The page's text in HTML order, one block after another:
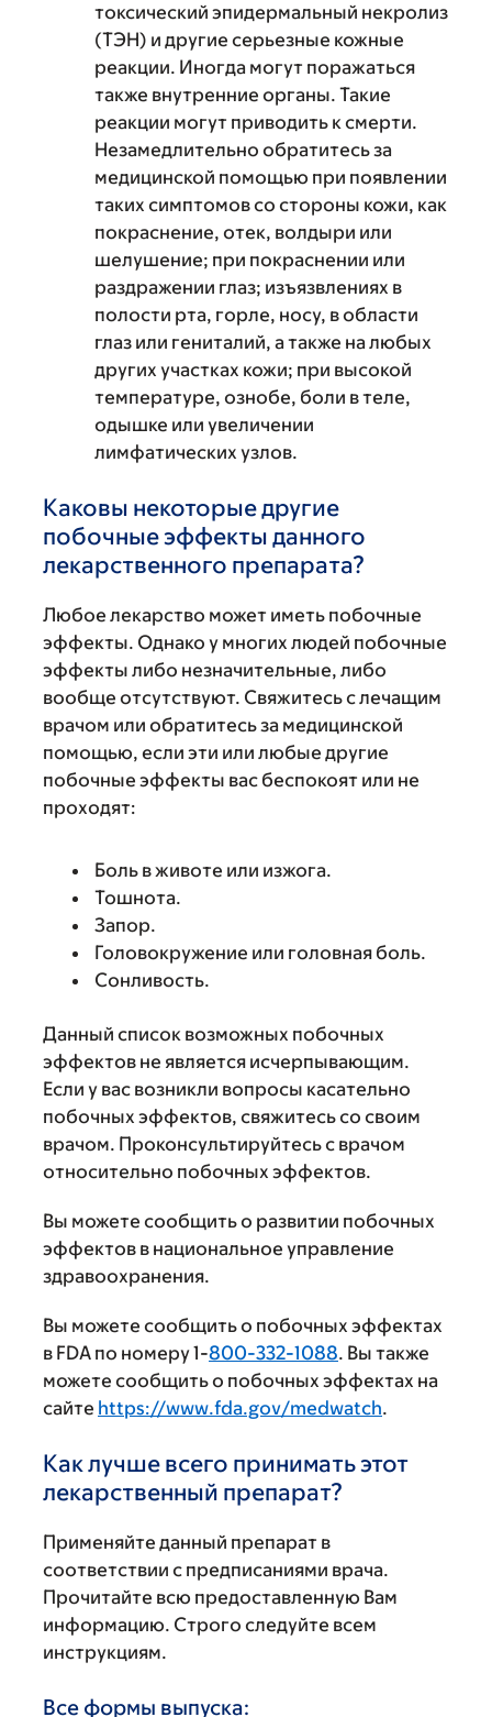
токсический эпидермальный некролиз
(ТЭН) и другие серьезные кожные
реакции. Иногда могут поражаться
также внутренние органы. Такие
реакции могут приводить к смерти.
Незамедлительно обратитесь за
медицинской помощью при появлении
таких симптомов со стороны кожи, как
покраснение, отек, волдыри или
шелушение; при покраснении или
раздражении глаз; изъязвлениях в
полости рта, горле, носу, в области
глаз или гениталий, а также на любых
других участках кожи; при высокой
температуре, ознобе, боли в теле,
одышке или увеличении
лимфатических узлов.
Каковы некоторые другие
побочные эффекты данного
лекарственного препарата?
Любое лекарство может иметь побочные
эффекты. Однако у многих людей побочные
эффекты либо незначительные, либо
вообще отсутствуют. Свяжитесь с лечащим
врачом или обратитесь за медицинской
помощью, если эти или любые другие
побочные эффекты вас беспокоят или не
проходят:
Боль в животе или изжога.
Тошнота.
Запор.
Головокружение или головная боль.
Сонливость.
Данный список возможных побочных
эффектов не является исчерпывающим.
Если у вас возникли вопросы касательно
побочных эффектов, свяжитесь со своим
врачом. Проконсультируйтесь с врачом
относительно побочных эффектов.
Вы можете сообщить о развитии побочных
эффектов в национальное управление
здравоохранения.
Вы можете сообщить о побочных эффектах
в FDA по номеру 1-800-332-1088. Вы также
можете сообщить о побочных эффектах на
сайте https://www.fda.gov/medwatch.
Как лучше всего принимать этот
лекарственный препарат?
Применяйте данный препарат в
соответствии с предписаниями врача.
Прочитайте всю предоставленную Вам
информацию. Строго следуйте всем
инструкциям.
Все формы выпуска: